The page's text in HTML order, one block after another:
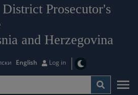
Prosecutor's
and Herzegovina
English Log in